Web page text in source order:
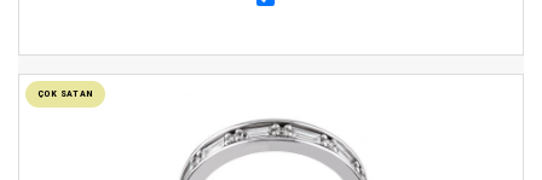
ÇOK SATAN